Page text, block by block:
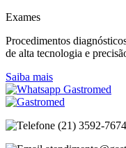
Exames
Procedimentos
de alta tecnologia e
Saiba mais
(21) 3592-